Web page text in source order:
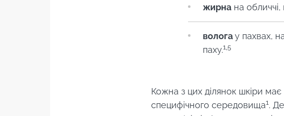
жирна на обличчі,
вологау пахвах,
паху.1,5
Кожна з цих ділянок шкіри
специфічного середовища1.